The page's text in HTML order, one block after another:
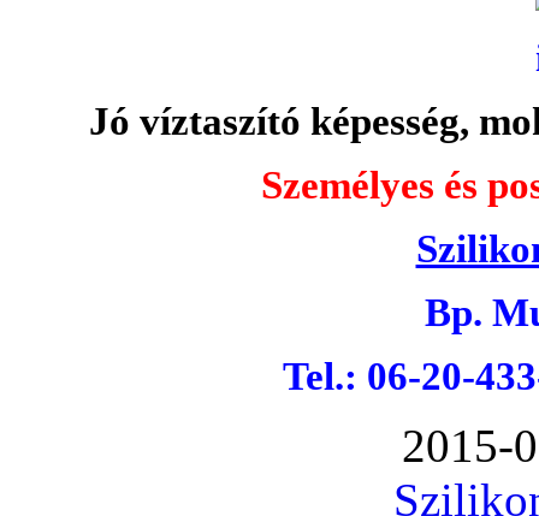
Jó víztaszító képesség,
Személyes és
Bp.
Tel.: 06-20-
2015-